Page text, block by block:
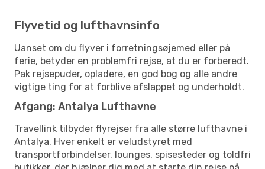
Flyvetid og lufthavnsinfo
Uanset om du flyver i forretningsøjemed eller på
ferie, betyder en problemfri rejse, at du er forberedt.
Pak rejsepuder, opladere, en god bog og alle andre
vigtige ting for at forblive afslappet og underholdt.
Afgang: Antalya Lufthavne
Travellink tilbyder flyrejser fra alle større lufthavne i
Antalya. Hver enkelt er veludstyret med
transportforbindelser, lounges, spisesteder og toldfri